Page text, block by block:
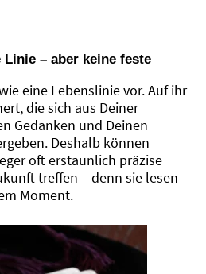
– aber keine feste
eine Lebenslinie vor. Auf ihr
die sich aus Deiner
Gedanken und Deinen
Deshalb können
oft erstaunlich präzise
treffen – denn sie lesen
Moment.